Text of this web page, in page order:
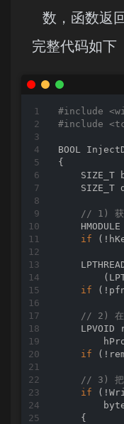
数，函数返
完整代码如下
#include
#include
BOOL
{
SIZE_T
SIZE_T
// 1) 获
HMODULE
if
if
// 2) 在
LPVOID
if
// 3) 把
if
    {